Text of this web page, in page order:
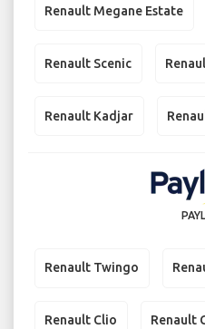
Renault Megane Estate
Renault Scenic
Renault Kadjar
Renault Twingo
Renault Clio Renault